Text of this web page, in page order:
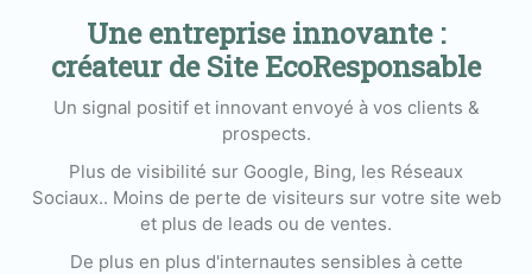
Une entreprise innovante :
créateur de Site EcoResponsable
Un signal positif et innovant envoyé à vos clients &
prospects.
Plus de visibilité sur Google, Bing, les Réseaux
Sociaux.. Moins de perte de visiteurs sur votre site web
et plus de leads ou de ventes.
De plus en plus d'internautes sensibles à cette